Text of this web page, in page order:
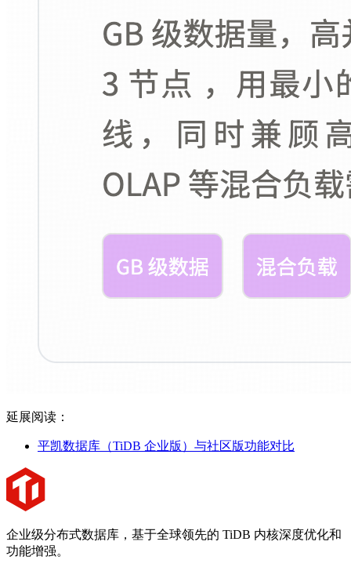
延展阅读：
平凯数据库（TiDB 企业版）与社区版功能对比
企业级分布式数据库，基于全球领先的 TiDB 内核深度优化和
功能增强。